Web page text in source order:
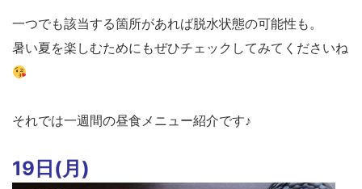
一つでも該当する箇所があれば脱水状態の可能性も。
暑い夏を楽しむためにもぜひチェックしてみてくださいね
それでは一週間の昼食メニュー紹介です♪
19日(月)